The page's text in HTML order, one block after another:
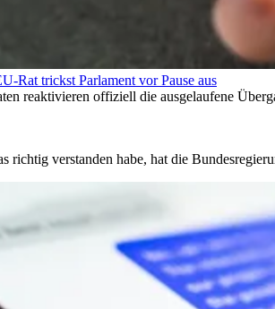
Rat trickst Parlament vor Pause aus
reaktivieren offiziell die ausgelaufene
richtig verstanden habe, hat die